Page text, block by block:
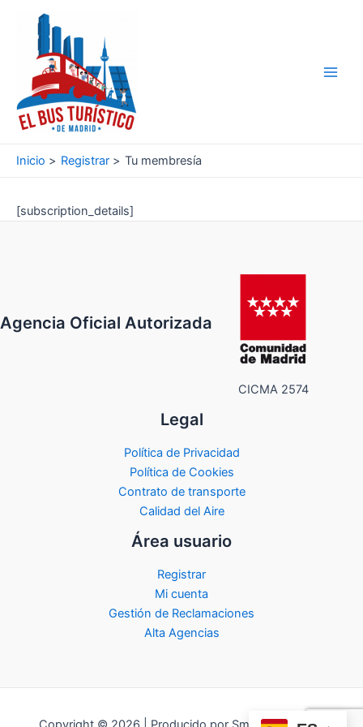
contenido
Inicio Registrar Tu membresía
[subscription_details]
Agencia Oficial Autorizada
CICMA 2574
Legal
Política de Privacidad
Política de Cookies
Contrato de transporte
Calidad del Aire
Área usuario
Registrar
Mi cuenta
Gestión de Reclamaciones
Alta Agencias